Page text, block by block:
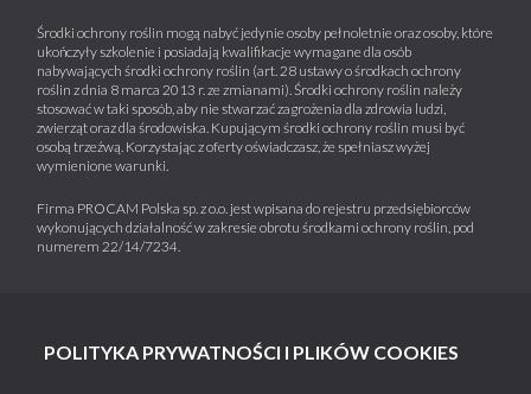
Środki ochrony roślin mogą nabyć jedynie osoby pełnoletnie oraz osoby, które
ukończyły szkolenie i posiadają kwalifikacje wymagane dla osób
nabywających środki ochrony roślin (art. 28 ustawy o środkach ochrony
roślin z dnia 8 marca 2013 r. ze zmianami). Środki ochrony roślin należy
stosować w taki sposób, aby nie stwarzać zagrożenia dla zdrowia ludzi,
zwierząt oraz dla środowiska. Kupującym środki ochrony roślin musi być
osobą trzeźwą. Korzystając z oferty oświadczasz, że spełniasz wyżej
wymienione warunki.
Firma PROCAM Polska sp. z o.o. jest wpisana do rejestru przedsiębiorców
wykonujących działalność w zakresie obrotu środkami ochrony roślin, pod
numerem 22/14/7234.
POLITYKA PRYWATNOŚCI I PLIKÓW COOKIES